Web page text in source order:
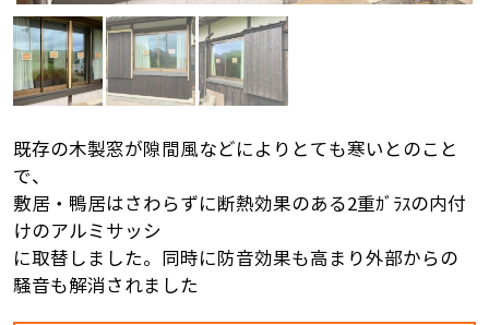
既存の木製窓が隙間風などによりとても寒いとのこと
で、
敷居・鴨居はさわらずに断熱効果のある2重ｶﾞﾗｽの内付
けのアルミサッシ
に取替しました。同時に防音効果も高まり外部からの
騒音も解消されました